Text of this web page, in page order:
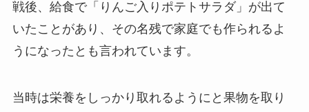
戦後、給食で「りんご入りポテトサラダ」が出て
いたことがあり、その名残で家庭でも作られるよ
うになったとも言われています。
当時は栄養をしっかり取れるようにと果物を取り